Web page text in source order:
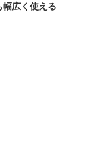
幅広く使える